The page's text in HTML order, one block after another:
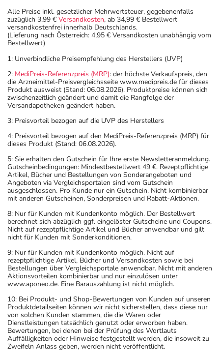
Alle Preise inkl. gesetzlicher Mehrwertsteuer, gegebenenfalls
zuzüglich 3,99 € Versandkosten, ab 34,99 € Bestellwert
versandkostenfrei innerhalb Deutschlands.
(Lieferung nach Österreich: 4,95 € Versandkosten unabhängig vom
Bestellwert)
1: Unverbindliche Preisempfehlung des Herstellers (UVP)
2: MediPreis-Referenzpreis (MRP): der höchste Verkaufspreis, den
die Arzneimittel-Preisvergleichsseite www.medipreis.de für dieses
Produkt ausweist (Stand: 06.08.2026). Produktpreise können sich
zwischenzeitlich geändert und damit die Rangfolge der
Versandapotheken geändert haben.
3: Preisvorteil bezogen auf die UVP des Herstellers
4: Preisvorteil bezogen auf den MediPreis-Referenzpreis (MRP) für
dieses Produkt (Stand: 06.08.2026).
5: Sie erhalten den Gutschein für Ihre erste Newsletteranmeldung.
Gutscheinbedingungen: Mindestbestellwert 49 €. Rezeptpflichtige
Artikel, Bücher und Bestellungen von Sonderangeboten und
Angeboten via Vergleichsportalen sind vom Gutschein
ausgeschlossen. Pro Kunde nur ein Gutschein. Nicht kombinierbar
mit anderen Gutscheinen, Sonderpreisen und Rabatt-Aktionen.
8: Nur für Kunden mit Kundenkonto möglich. Der Bestellwert
berechnet sich abzüglich ggf. eingelöster Gutscheine und Coupons.
Nicht auf rezeptpflichtige Artikel und Bücher anwendbar und gilt
nicht für Kunden mit Sonderkonditionen.
9: Nur für Kunden mit Kundenkonto möglich. Nicht auf
rezeptpflichtige Artikel, Bücher und Versandkosten sowie bei
Bestellungen über Vergleichsportale anwendbar. Nicht mit anderen
Aktionsvorteilen kombinierbar und nur einzulösen unter
www.aponeo.de. Eine Barauszahlung ist nicht möglich.
10: Bei Produkt- und Shop-Bewertungen von Kunden auf unseren
Produktdetailseiten können wir nicht sicherstellen, dass diese nur
von solchen Kunden stammen, die die Waren oder
Dienstleistungen tatsächlich genutzt oder erworben haben.
Bewertungen, bei denen bei der Prüfung des Wortlauts
Auffälligkeiten oder Hinweise festgestellt werden, die insoweit zu
Zweifeln Anlass geben, werden nicht veröffentlicht.